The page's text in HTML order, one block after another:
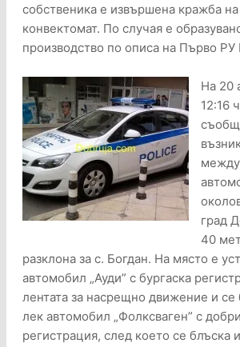
собственика е извършена кражба
конвектомат. По случая е
производство по описа на Първо
На 20
12:16
град
40
разклона за с. Богдан. На място е
автомобил „Ауди” с бургаска
лентата за насрещно движение и се
лек автомобил „Фолксваген” с
регистрация, след което се блъска